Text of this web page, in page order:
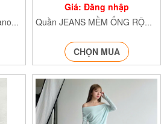
Quần jeans ống rộng Qjeanongloe6222
Giá: Đăng nhập
Quần JEANS MỀM ỐNG RỘNG Jean1112
CHỌN MUA